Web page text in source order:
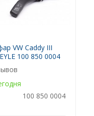
VW Caddy III
100 850 0004
100 850 0004